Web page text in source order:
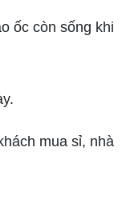
ốc còn sống khi
mua sỉ, nhà